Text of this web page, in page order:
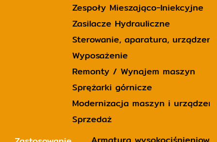
Zespoły Mieszająco-Iniekcyjne
Zasilacze Hydrauliczne
Sterowanie, aparatura,
Wyposażenie
Remonty / Wynajem maszyn
Sprężarki górnicze
Modernizacja maszyn i urządzeń
Sprzedaż